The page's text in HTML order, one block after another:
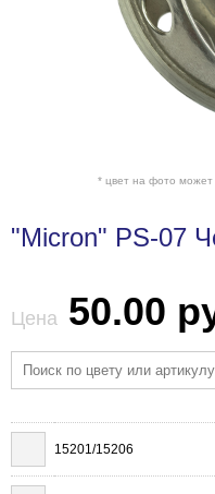
* цвет на фото может
"Micron" PS-07
Цена 50.00
15201/15206